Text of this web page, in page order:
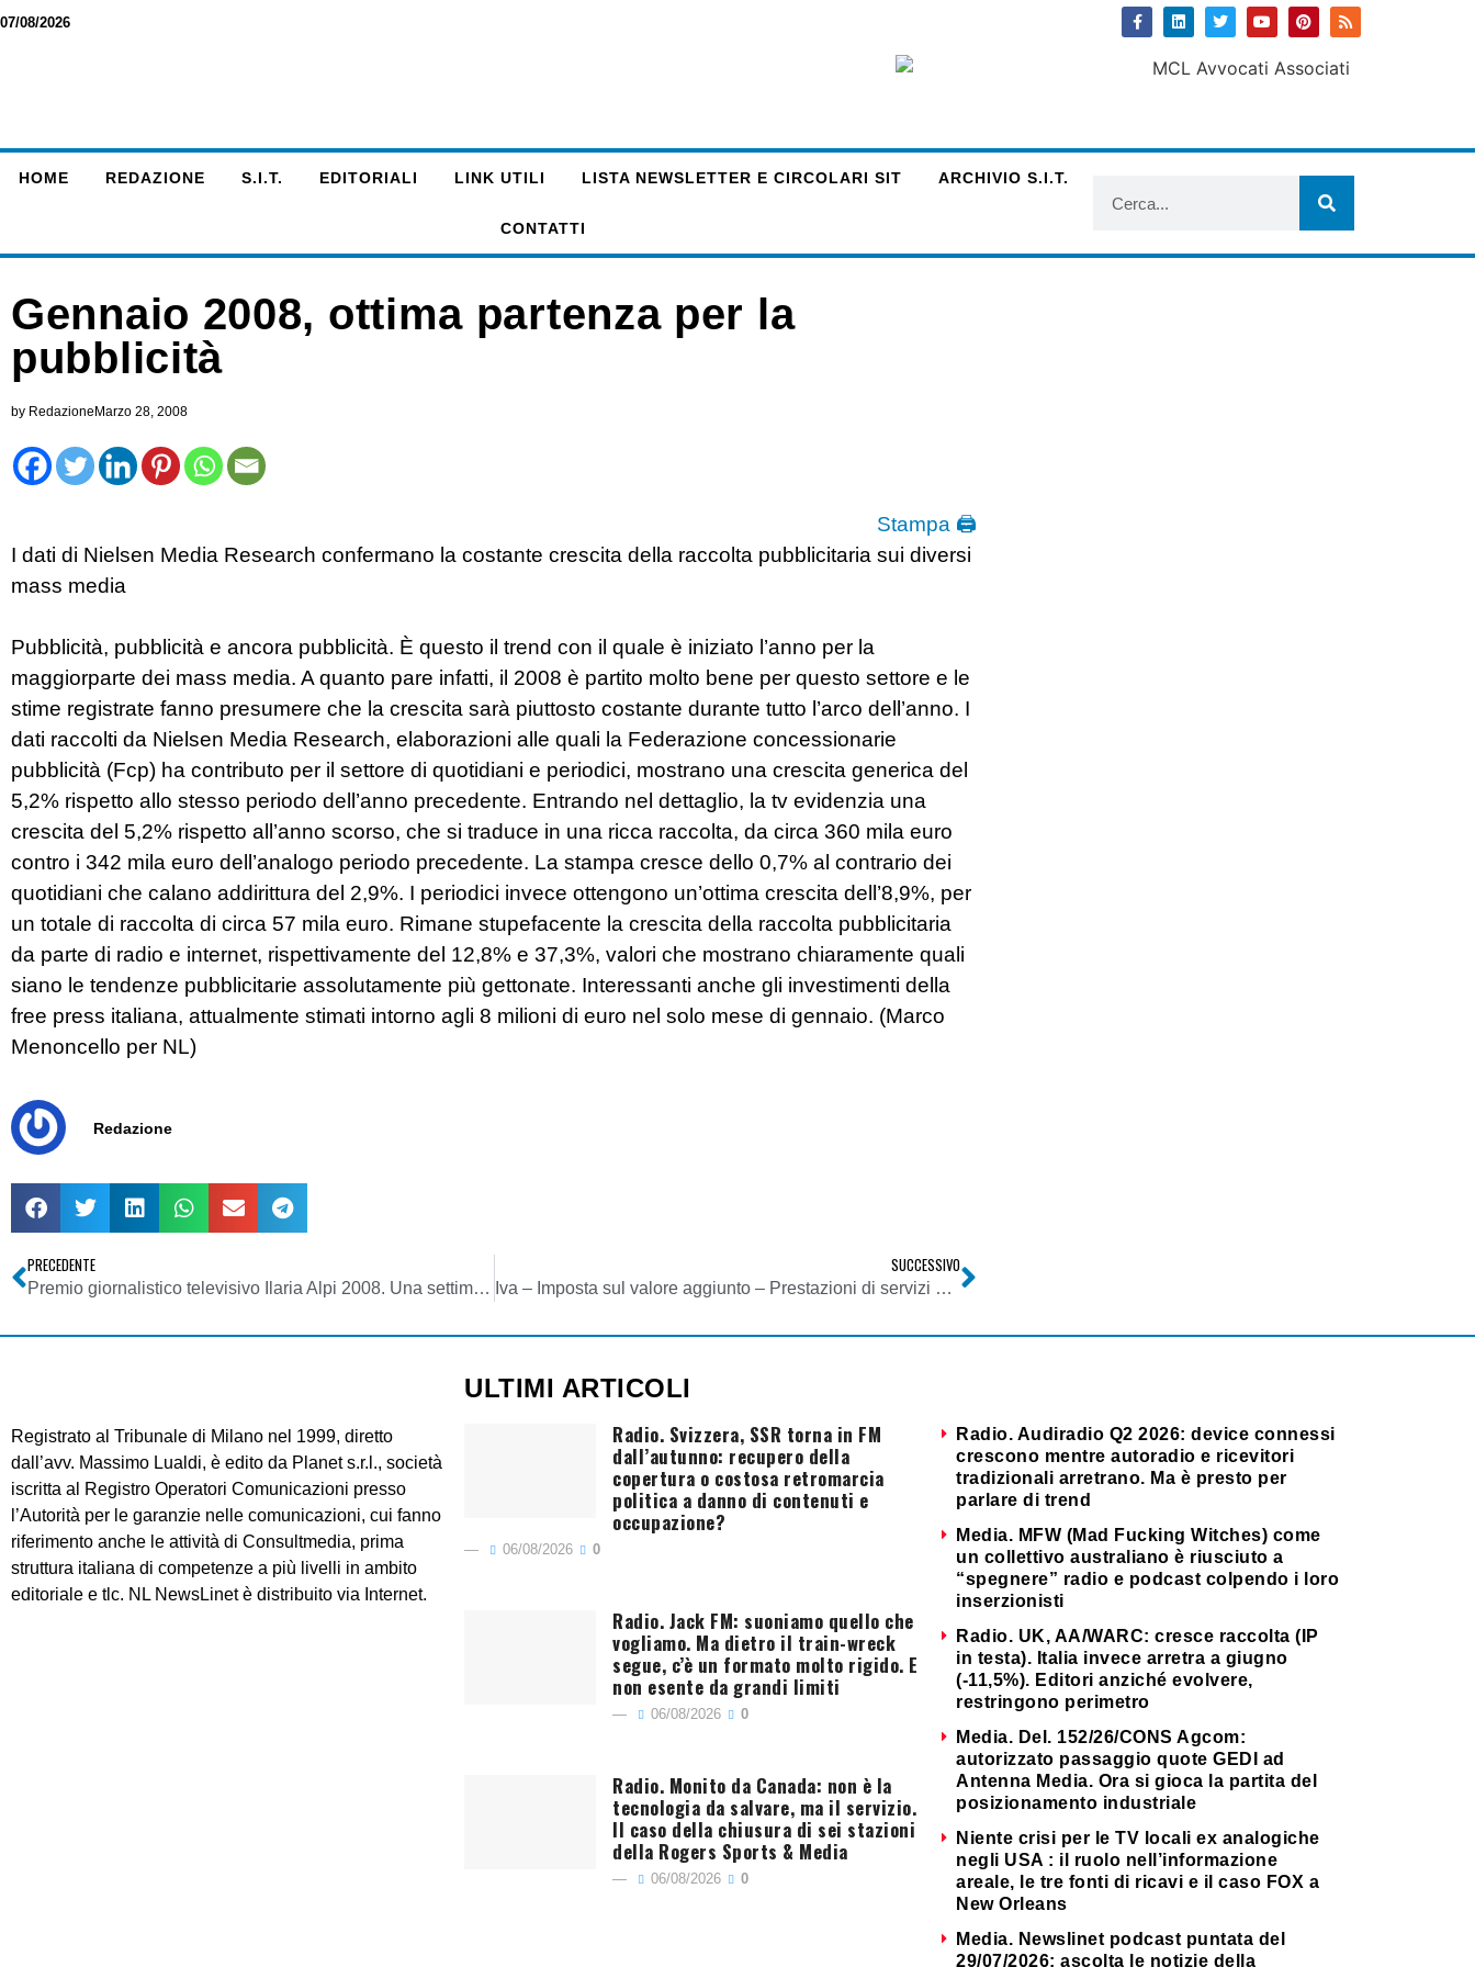
07/08/2026
HOME REDAZIONE S.I.T. EDITORIALI LINK UTILI LISTA NEWSLETTER E CIRCOLARI SIT ARCHIVIO S.I.T.
CONTATTI
Gennaio 2008, ottima partenza per la
pubblicità
by Redazione Marzo 28, 2008
Stampa 🖨
I dati di Nielsen Media Research confermano la costante crescita della raccolta pubblicitaria sui diversi
mass media
Pubblicità, pubblicità e ancora pubblicità. È questo il trend con il quale è iniziato l’anno per la
maggiorparte dei mass media. A quanto pare infatti, il 2008 è partito molto bene per questo settore e le
stime registrate fanno presumere che la crescita sarà piuttosto costante durante tutto l’arco dell’anno. I
dati raccolti da Nielsen Media Research, elaborazioni alle quali la Federazione concessionarie
pubblicità (Fcp) ha contributo per il settore di quotidiani e periodici, mostrano una crescita generica del
5,2% rispetto allo stesso periodo dell’anno precedente. Entrando nel dettaglio, la tv evidenzia una
crescita del 5,2% rispetto all’anno scorso, che si traduce in una ricca raccolta, da circa 360 mila euro
contro i 342 mila euro dell’analogo periodo precedente. La stampa cresce dello 0,7% al contrario dei
quotidiani che calano addirittura del 2,9%. I periodici invece ottengono un’ottima crescita dell’8,9%, per
un totale di raccolta di circa 57 mila euro. Rimane stupefacente la crescita della raccolta pubblicitaria
da parte di radio e internet, rispettivamente del 12,8% e 37,3%, valori che mostrano chiaramente quali
siano le tendenze pubblicitarie assolutamente più gettonate. Interessanti anche gli investimenti della
free press italiana, attualmente stimati intorno agli 8 milioni di euro nel solo mese di gennaio. (Marco
Menoncello per NL)
Redazione
PRECEDENTE
Premio giornalistico televisivo Ilaria Alpi 2008. Una settimana alla scadenza del bando
SUCCESSIVO
Iva – Imposta sul valore aggiunto – Prestazioni di servizi di telecomunicazione
Registrato al Tribunale di Milano nel 1999, diretto
dall’avv. Massimo Lualdi, è edito da Planet s.r.l., società
iscritta al Registro Operatori Comunicazioni presso
l’Autorità per le garanzie nelle comunicazioni, cui fanno
riferimento anche le attività di Consultmedia, prima
struttura italiana di competenze a più livelli in ambito
editoriale e tlc. NL NewsLinet è distribuito via Internet.
ULTIMI ARTICOLI
Radio. Svizzera, SSR torna in FM
dall’autunno: recupero della
copertura o costosa retromarcia
politica a danno di contenuti e
occupazione?
06/08/2026 0
Radio. Jack FM: suoniamo quello che
vogliamo. Ma dietro il train-wreck
segue, c’è un formato molto rigido. E
non esente da grandi limiti
06/08/2026 0
Radio. Monito da Canada: non è la
tecnologia da salvare, ma il servizio.
Il caso della chiusura di sei stazioni
della Rogers Sports & Media
06/08/2026 0
Radio. Audiradio Q2 2026: device connessi
crescono mentre autoradio e ricevitori
tradizionali arretrano. Ma è presto per
parlare di trend
Media. MFW (Mad Fucking Witches) come
un collettivo australiano è riusciuto a
“spegnere” radio e podcast colpendo i loro
inserzionisti
Radio. UK, AA/WARC: cresce raccolta (IP
in testa). Italia invece arretra a giugno
(-11,5%). Editori anziché evolvere,
restringono perimetro
Media. Del. 152/26/CONS Agcom:
autorizzato passaggio quote GEDI ad
Antenna Media. Ora si gioca la partita del
posizionamento industriale
Niente crisi per le TV locali ex analogiche
negli USA : il ruolo nell’informazione
areale, le tre fonti di ricavi e il caso FOX a
New Orleans
Media. Newslinet podcast puntata del
29/07/2026: ascolta le notizie della